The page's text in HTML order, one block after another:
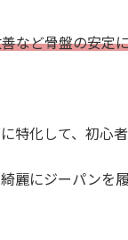
など骨盤の安定
特化して、初心
麗にジーパンを